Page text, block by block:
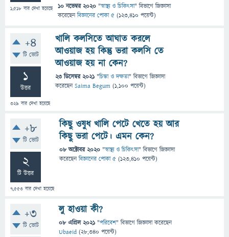
1,518 বার দেখা হয়েছে 10 নভেম্বর 2020 "স্বাস্থ্য ও চিকিৎসা" বিভাগে জিজ্ঞাসা
করেছেনবিজ্ঞানের পোকা ৫ (123,410 পয়েন্ট)
+4
টি ভোট
1
উত্তর
329 বার দেখা হয়েছে
খালি কলসিতে আঘাত করলে
আওয়াজ হয় কিন্তু ভরা কলসি তে
আওয়াজ হয় না কেন?
23 ডিসেম্বর 2021 "চিন্তা ও দক্ষতা" বিভাগে জিজ্ঞাসা
করেছেনSaima Begum (1,100 পয়েন্ট)
+8
টি ভোট
2
টি উত্তর
7,553 বার দেখা হয়েছে
কিছু ওষুধ খালি পেটে খেতে হয় আর
কিছু ভরা পেটে। এমন কেন?
08 অক্টোবর 2020 "স্বাস্থ্য ও চিকিৎসা" বিভাগে জিজ্ঞাসা
করেছেনবিজ্ঞানের পোকা ৫ (123,410 পয়েন্ট)
+3
টি ভোট
লু হাওয়া কী?
08 এপ্রিল 2021 "পরিবেশ" বিভাগে জিজ্ঞাসাকরেছেন
Ubaeid (28,340 পয়েন্ট)